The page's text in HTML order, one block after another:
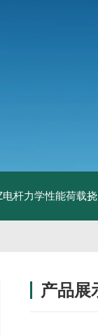
电杆力学性能荷载
产品展